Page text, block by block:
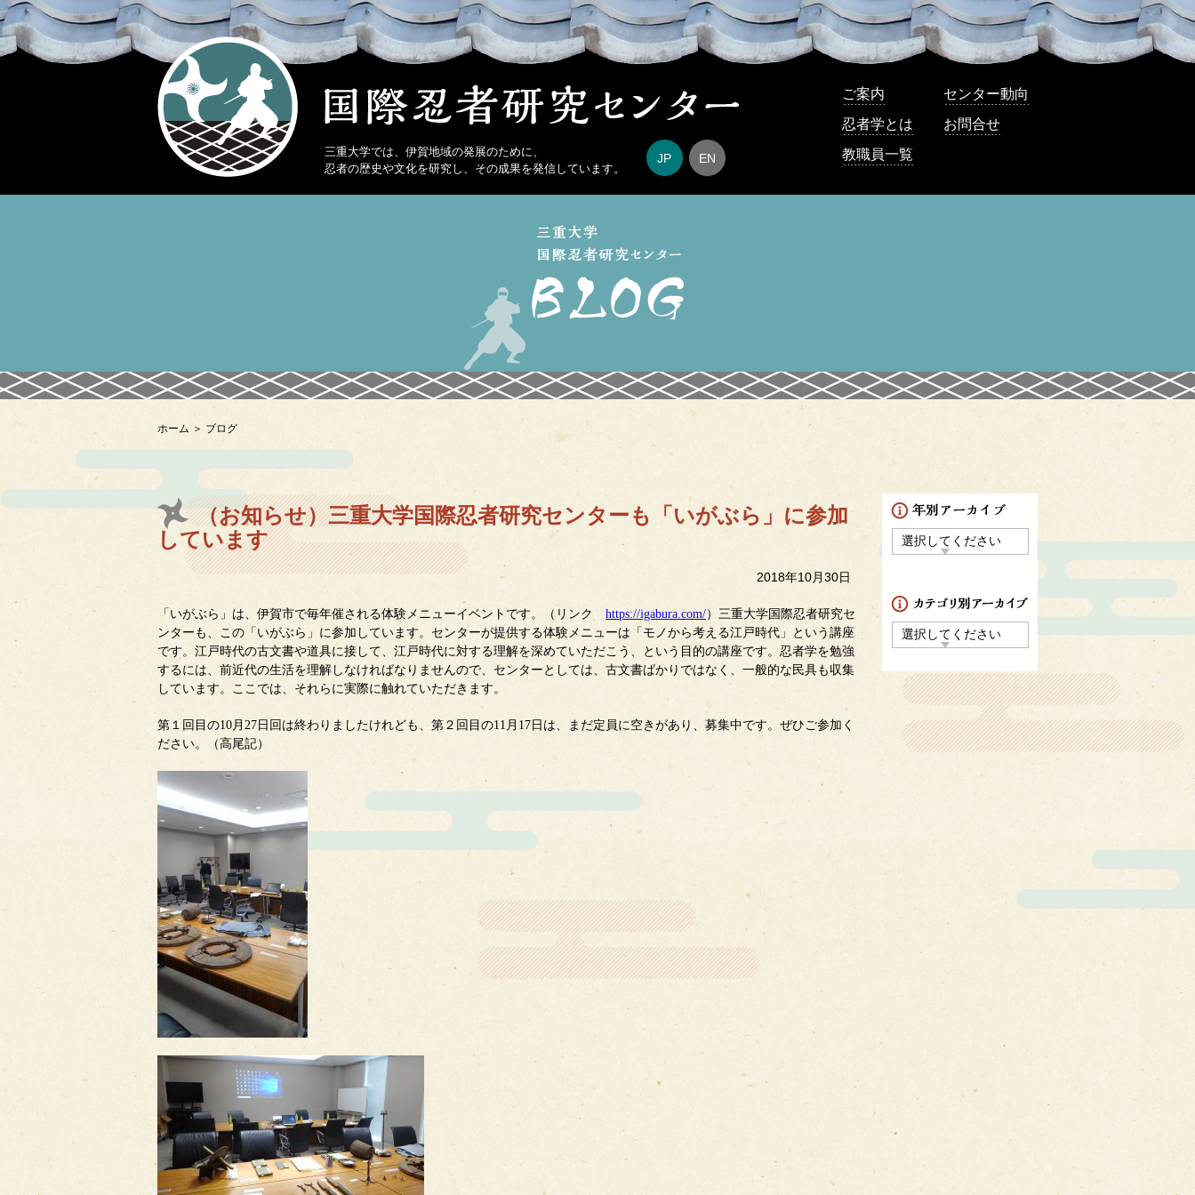
三重大学では、伊賀地域の発展のために、
忍者の歴史や文化を研究し、その成果を発信しています。
JP EN
ご案内
センター動向
忍者学とは
お問合せ
教職員一覧
ホーム ブログ
（お知らせ）三重大学国際忍者研究センターも「いがぶら」に参加
しています
2018年10月30日
「いがぶら」は、伊賀市で毎年催される体験メニューイベントです。（リンク https://igabura.com/）三重大学国際忍者研究セ
ンターも、この「いがぶら」に参加しています。センターが提供する体験メニューは「モノから考える江戸時代」という講座
です。江戸時代の古文書や道具に接して、江戸時代に対する理解を深めていただこう、という目的の講座です。忍者学を勉強
するには、前近代の生活を理解しなければなりませんので、センターとしては、古文書ばかりではなく、一般的な民具も収集
しています。ここでは、それらに実際に触れていただきます。
第１回目の10月 27 日回は終わりましたけれども、第２回目の11 月 17 日は、まだ定員に空きがあり、募集中です。ぜひご参加く
ださい。（高尾記）